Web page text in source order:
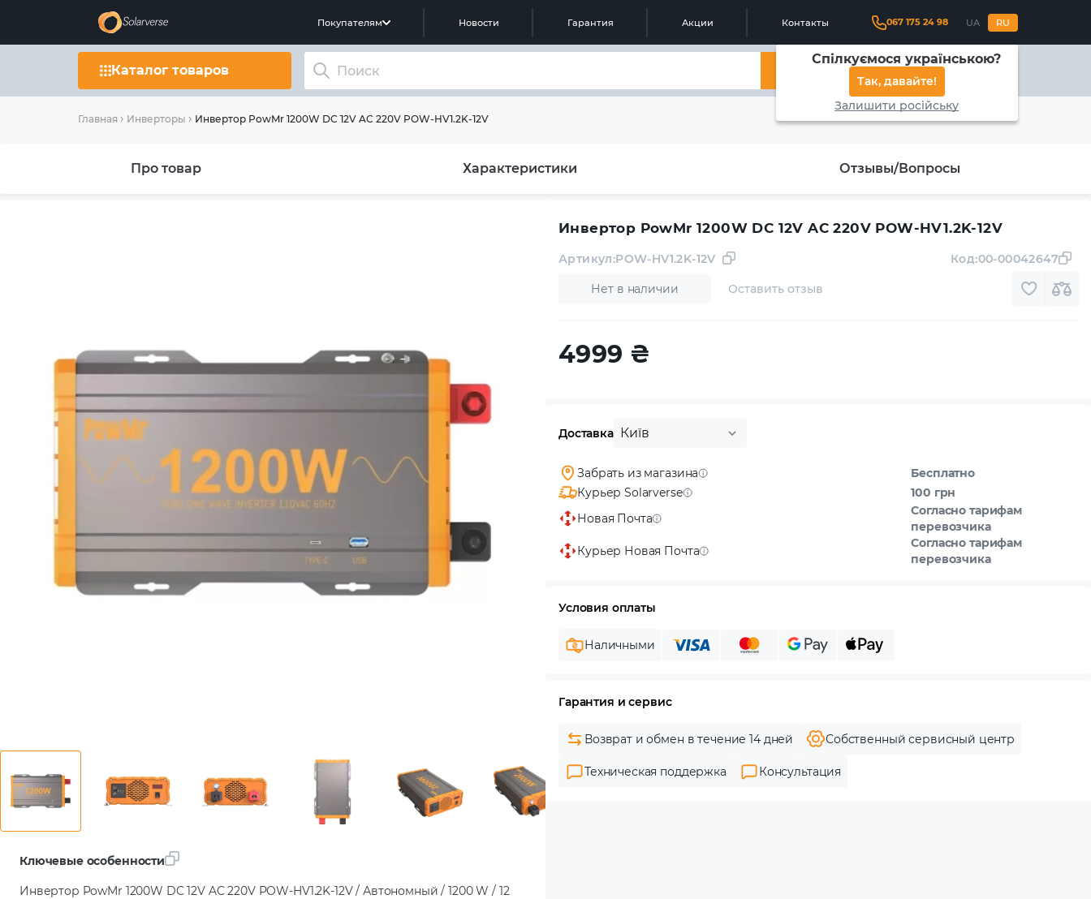
Покупателям Новости Гарантия Акции Контакты 067 175 24 98 UA RU
Спілкуємося українською?
Так, давайте!
Залишити російську
Каталог товаров
Главная Инверторы Инвертор PowMr 1200W DC 12V AC 220V POW-HV1.2K-12V
Про товар Характеристики Отзывы/Вопросы
Ключевые особенности
Инвертор PowMr 1200W DC 12V AC 220V POW-HV1.2K-12V / Автономный / 1200 W / 12
Инвертор PowMr 1200W DC 12V AC 220V POW-HV1.2K-12V
Нет в наличии
Артикул:POW-HV1.2K-12V
Оставить отзыв
Код:00-00042647
4999 ₴
Доставка Київ
Забрать из магазина
Бесплатно
Курьер Solarverse
100 грн
Новая Почта
Согласно тарифам
перевозчика
Курьер Новая Почта
Согласно тарифам
перевозчика
Условия оплаты
Наличными
Гарантия и сервис
Возврат и обмен в течение 14 дней Собственный сервисный центр
Техническая поддержка Консультация